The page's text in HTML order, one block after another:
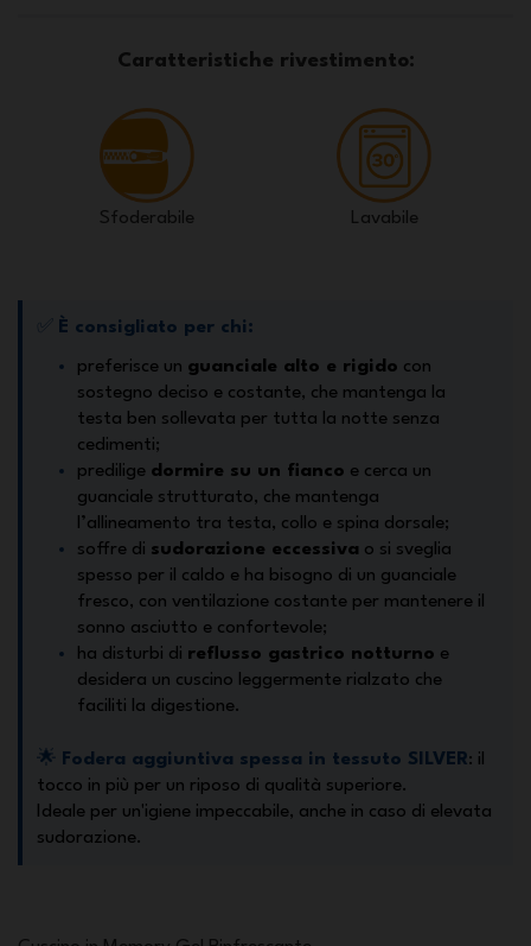
Caratteristiche rivestimento:
Sfoderabile Lavabile
È consigliato per chi:
preferisce un guanciale alto e rigido con
sostegno deciso e costante, che mantenga la
testa ben sollevata per tutta la notte senza
cedimenti;
predilige dormire su un fianco e cerca un
guanciale strutturato, che mantenga
l’allineamento tra testa, collo e spina dorsale;
soffre di sudorazione eccessiva o si sveglia
spesso per il caldo e ha bisogno di un guanciale
fresco, con ventilazione costante per mantenere il
sonno asciutto e confortevole;
ha disturbi di reflusso gastrico notturno e
desidera un cuscino leggermente rialzato che
faciliti la digestione.
🌟 Fodera aggiuntiva spessa in tessuto SILVER: il
tocco in più per un riposo di qualità superiore.
Ideale per un'igiene impeccabile, anche in caso di elevata
sudorazione.